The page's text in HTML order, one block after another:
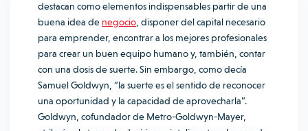
destacan como elementos indispensables partir de una
buena idea de negocio , disponer del capital necesario
para emprender, encontrar a los mejores profesionales
para crear un buen equipo humano y, también, contar
con una dosis de suerte. Sin embargo, como decía
Samuel Goldwyn, “la suerte es el sentido de reconocer
una oportunidad y la capacidad de aprovecharla”.
Goldwyn, cofundador de Metro-Goldwyn-Mayer,